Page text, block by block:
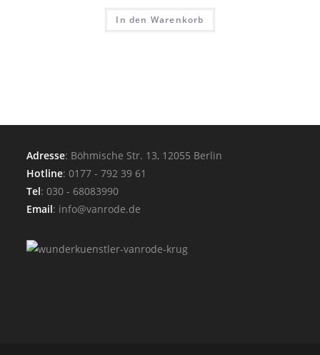
In den Warenkorb
Adresse: Böhmische Str. 13, 12055 Berlin
Hotline: 0177 - 792 39 61
Tel: 030 - 68083990
Email: info@vanrode.de